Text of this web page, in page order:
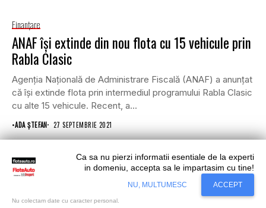
Finanţare
ANAF își extinde din nou flota cu 15 vehicule prin
Rabla Clasic
Agenția Națională de Administrare Fiscală (ANAF) a anunțat
că își extinde flota prin intermediul programului Rabla Clasic
cu alte 15 vehicule. Recent, a...
•ADA ȘTEFAN 27 SEPTEMBRIE 2021
Situl nostru utilizeaza cookies. Ce inseamna
Accept
Ca sa nu pierzi informatii esentiale de la experti
in domeniu, accepta sa le impartasim cu tine!
NU, MULTUMESC ACCEPT
Nu colectam date cu caracter personal.